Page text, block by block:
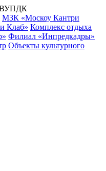
МЗК «Москоу Кантри
Клаб» Комплекс отдыха
Филиал «Инпредкадры»
Объекты культурного